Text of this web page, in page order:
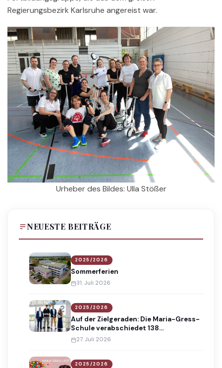
Regierungsbezirk Karlsruhe angereist war.
Urheber des Bildes: Ulla Stößer
NEUESTE BEITRÄGE
2025/2026
Sommerferien
31. Juli 2026
2025/2026
Auf der Zielgeraden: Die Maria-Gress-
Schule verabschiedet 138
Absolventinnen und Absolventen
27. Juli 2026
2025/2026